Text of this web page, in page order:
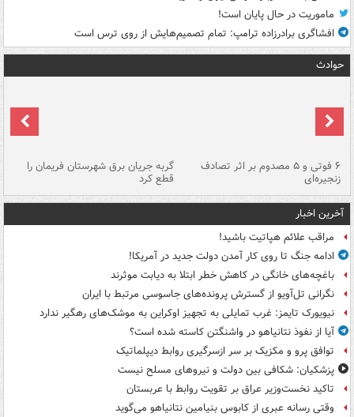
ماموریت در حال پایان است!
افشاگری برادرزاده ترامپ: تمام تصمیم‌هایش از روی ترس است
حوادث
۶ فوتی و ۵ مصدوم بر اثر تصادف
زنجیره‌ای
گربه جریان برق شهرستان فریمان را
قطع کرد
آخرین اخبار
مراقب علائم هپاتیت باشید!
ادامه جنگ تا روی کار آمدن دولت جدید در آمریکا!
باغچه‌های خانگی در کاهش خطر ابتلا به دیابت موثرند
نگرانی تل‌آویو از گسترش پرونده‌های جاسوسی مرتبط با ایران
نیویورک تایمز: غرب تمایلی به تجهیز اوکراین به موشک‌های رهگیر ندارد
آیا از نفوذ نتانیاهو در واشنگتن کاسته شده است؟
توافق پرو و مکزیک بر سر ازسرگیری روابط دیپلماتیک
پزشکیان: شکافی بین دولت و نیروهای مسلح نیست
تاکید نخست‌وزیر عراق بر تقویت روابط با عربستان
وقتی رسانه عبری از کابوس بنیامین نتانیاهو می‌گوید